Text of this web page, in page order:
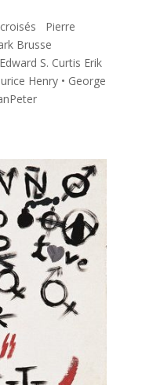
croisés Pierre
Brusse
S. Curtis Erik
Henry • George